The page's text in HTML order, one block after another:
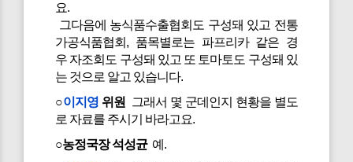
요.
그다음에 농식품수출협회도 구성돼 있고 전통
가공식품협회, 품목별로는 파프리카 같은 경
우 자조회도 구성돼 있고 또 토마토도 구성돼 있
는 것으로 알고 있습니다.
○이지영 위원
그래서 몇 군데인지 현황을 별도
로 자료를 주시기 바라고요.
○농정국장 석성균예.